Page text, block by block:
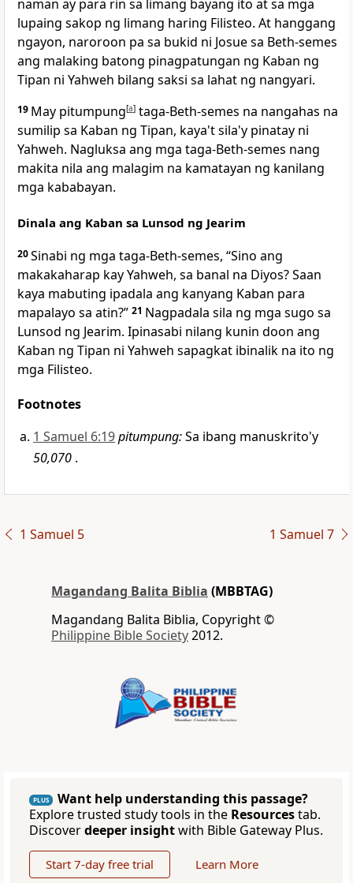
naman ay para rin sa limang bayang ito at sa mga
lupaing sakop ng limang haring Filisteo. At hanggang
ngayon, naroroon pa sa bukid ni Josue sa Beth-semes
ang malaking batong pinagpatungan ng Kaban ng
Tipan ni Yahweh bilang saksi sa lahat ng nangyari.
19 May pitumpung[a] taga-Beth-semes na nangahas na
sumilip sa Kaban ng Tipan, kaya't sila'y pinatay ni
Yahweh. Nagluksa ang mga taga-Beth-semes nang
makita nila ang malagim na kamatayan ng kanilang
mga kababayan.
Dinala ang Kaban sa Lunsod ng Jearim
20Sinabi ng mga taga-Beth-semes, “Sino ang
makakaharap kay Yahweh, sa banal na Diyos? Saan
kaya mabuting ipadala ang kanyang Kaban para
mapalayo sa atin?” 21 Nagpadala sila ng mga sugo sa
Lunsod ng Jearim. Ipinasabi nilang kunin doon ang
Kaban ng Tipan ni Yahweh sapagkat ibinalik na ito ng
mga Filisteo.
Footnotes
1 Samuel 6:19pitumpung:Sa ibang manuskrito'y
50,070 .
1 Samuel 5 1 Samuel 7
Magandang Balita Biblia (MBBTAG)
Magandang Balita Biblia, Copyright ©
Philippine Bible Society2012.
PLUS
Want help understanding this passage?
Explore trusted study tools in the Resourcestab.
Discoverdeeper insightwith Bible Gateway Plus.
Start 7-day free trial Learn More